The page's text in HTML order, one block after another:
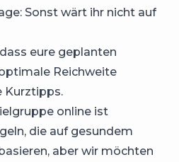
Sonst wärt ihr nicht auf
eure geplanten
Reichweite
Kurztipps.
online ist
die auf gesundem
aber wir möchten